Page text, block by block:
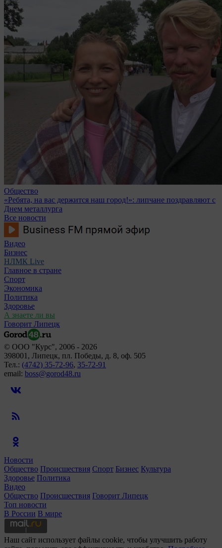
Общество
«Ребята, на вас держится наш город!»: липчане поздравляют с
Днем металлурга
Все новости
Видео
Бизнес
НЛМК Live
Главное в стране
Спорт
Экономика
Политика
Здоровье
А знаете ли вы
Говорит Липецк
© ООО "Курс", 2006 - 2026
398001, Липецк, пл. Победы, д. 8, оф. 505
Тел.: (4742) 35-72-96, 35-72-91
email: boss@gorod48.ru
Новости
Общество Происшествия Спорт Бизнес Культура
Здоровье Политика
Видео
Общество Происшествия Говорит Липецк
Топ новости
В России В мире
Наш сайт использует файлы cookie, чтобы улучшить работу